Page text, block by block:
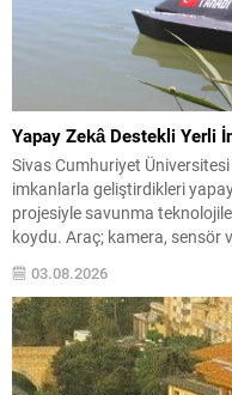
Yapay Zekâ Destekli Yerli
Sivas Cumhuriyet
imkanlarla geliştirdikleri
projesiyle savunma
koydu. Araç; kamera, sensör
analiz edip otonom görevler
deniz üzerinde bağımsız
deniz unsurlarını...
03.08.2026